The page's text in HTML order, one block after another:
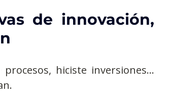
de innovación,
hiciste inversiones…